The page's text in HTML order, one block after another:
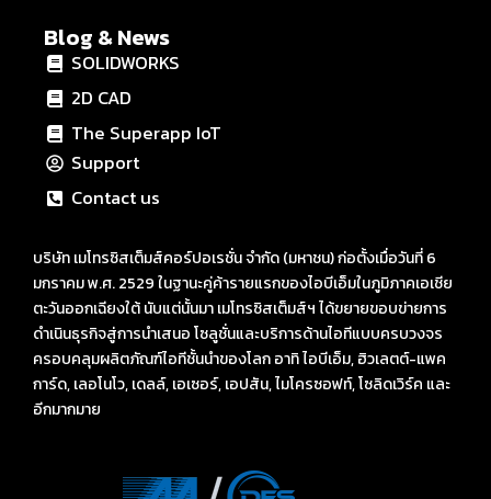
Blog & News
SOLIDWORKS
2D CAD
The Superapp IoT
Support
Contact us
บริษัท เมโทรซิสเต็มส์คอร์ปอเรชั่น จำกัด (มหาชน) ก่อตั้งเมื่อวันที่ 6
มกราคม พ.ศ. 2529 ในฐานะคู่ค้ารายแรกของไอบีเอ็มในภูมิภาคเอเชีย
ตะวันออกเฉียงใต้ นับแต่นั้นมา เมโทรซิสเต็มส์ฯ ได้ขยายขอบข่ายการ
ดำเนินธุรกิจสู่การนำเสนอ โซลูชั่นและบริการด้านไอทีแบบครบวงจร
ครอบคลุมผลิตภัณฑ์ไอทีชั้นนำของโลก อาทิ ไอบีเอ็ม, ฮิวเลตต์-แพค
การ์ด, เลอโนโว, เดลล์, เอเซอร์, เอปสัน, ไมโครซอฟท์, โซลิดเวิร์ค และ
อีกมากมาย